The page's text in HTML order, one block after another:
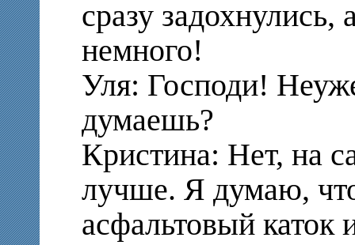
сразу
немного!
Уля: Господи!
думаешь?
Кристина: Нет, на
лучше. Я думаю,
асфальтовый каток